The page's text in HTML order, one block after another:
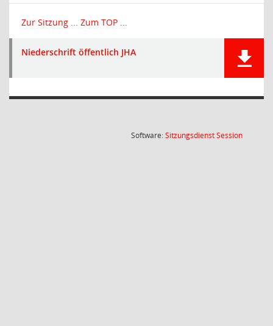
Zur Sitzung ... Zum TOP ...
Niederschrift öffentlich JHA
Software:SitzungsdienstSession(Wird in